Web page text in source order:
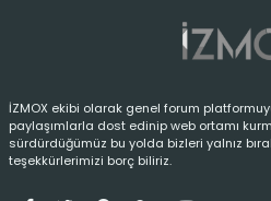
İZMOX ekibi olarak genel forum
paylaşımlarla dost edinip web ortamı
sürdürdüğümüz bu yolda bizleri yalnız
teşekkürlerimizi borç biliriz.